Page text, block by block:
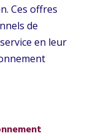
Ces offres
de
en leur